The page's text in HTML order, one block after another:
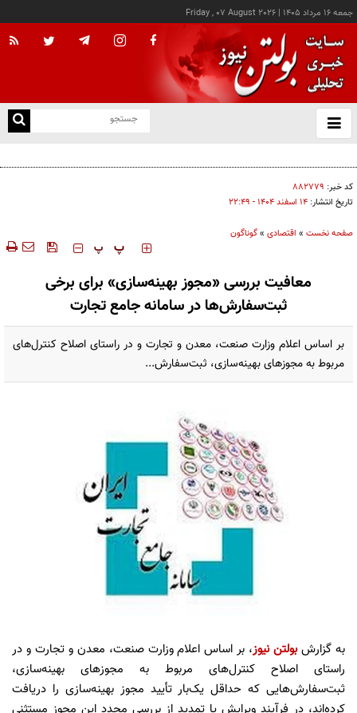
جمعه ۱۶ مرداد ۱۴۰۵ |
Friday , 07 August 2026
باز
و
کد خبر: ۸۸۲۷۷۹
تاریخ انتشار: ۱۴ اسفند ۱۴۰۴ - ۲۲:۴۹
صفحه نخست » اقتصادی »گوناگون
‍‍‍ پ پ
معافیت بررسی «مجوز بهینه‌سازی» برای برخی
ثبت‌سفارش‌ها در سامانه جامع تجارت
بر اساس اعلام وزارت صنعت، معدن و تجارت و در راستای اصلاح کنترل‌های
مربوط به مجوزهای بهینه‌سازی، ثبت‌سفارش‌...
به گزارشبولتن نیوز، بر اساس اعلام وزارت صنعت، معدن و تجارت و در
راستای اصلاح کنترل‌های مربوط به مجوزهای بهینه‌سازی،
ثبت‌سفارش‌هایی که حداقل یک‌بار تأیید مجوز بهینه‌سازی را دریافت